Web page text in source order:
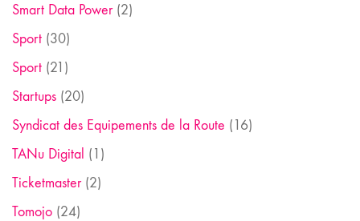
Smart Data Power(2)
Sport (30)
Sport (21)
Startups (20)
Syndicat des Equipements de la Route (16)
TANu Digital (1)
Ticketmaster(2)
Tomojo (24)